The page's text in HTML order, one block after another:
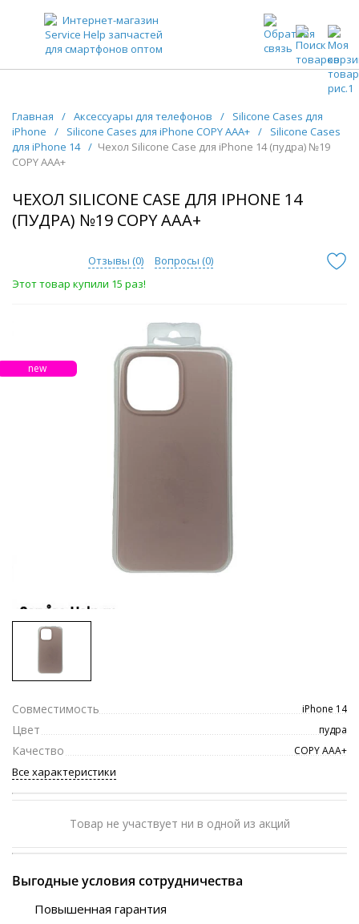
ЗАПЧАСТИ ДЛЯ ТЕЛЕФОНОВ ОПТОМ
Главная / Аксессуары для телефонов /
Silicone Cases для
iPhone
/ Silicone Cases для iPhone COPY AAA+ /
Silicone Cases
для iPhone 14 / Чехол Silicone Case для iPhone 14 (пудра) №19
COPY AAA+
ЧЕХОЛ SILICONE CASE ДЛЯ IPHONE 14
(ПУДРА) №19 COPY AAA+
Отзывы (0) Вопросы (0)
Этот товар купили 15 раз!
new
Совместимость iPhone 14
Цвет пудра
Качество COPY ААА+
Все характеристики
Товар не участвует ни в одной из акций
Выгодные условия сотрудничества
Повышенная гарантия